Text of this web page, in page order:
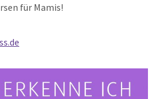
für Mamis!